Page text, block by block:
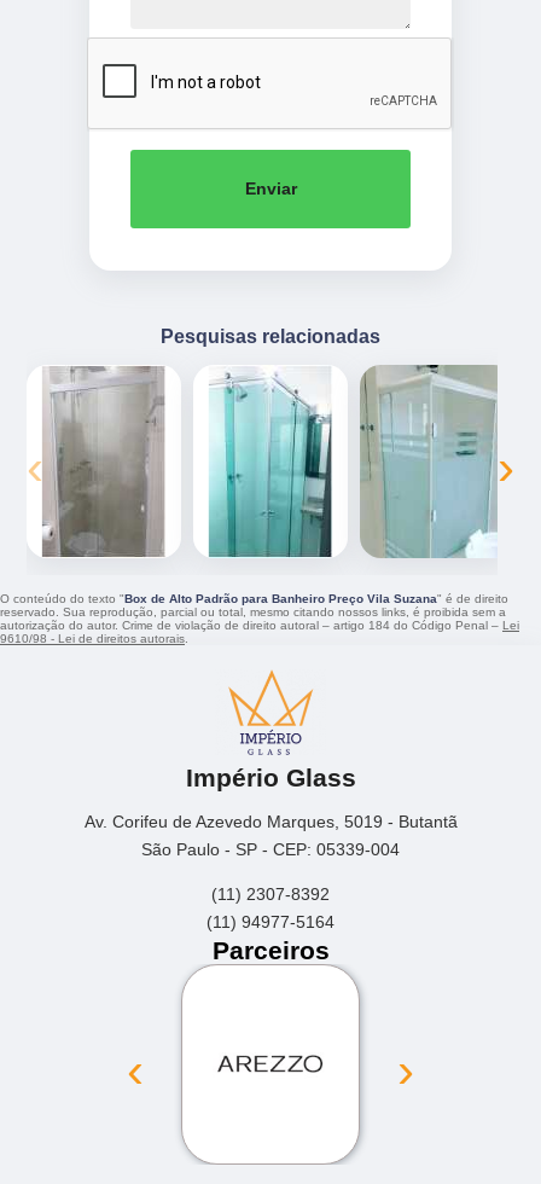
Enviar
Pesquisas relacionadas
‹ ›
O conteúdo do texto "Box de Alto Padrão para Banheiro Preço Vila Suzana" é de direito
reservado. Sua reprodução, parcial ou total, mesmo citando nossos links, é proibida sem a
autorização do autor. Crime de violação de direito autoral – artigo 184 do Código Penal – Lei
9610/98 - Lei de direitos autorais
Império Glass
Av. Corifeu de Azevedo Marques, 5019 - Butantã
São Paulo - SP - CEP: 05339-004
(11) 2307-8392
(11) 94977-5164
Parceiros
‹ ›